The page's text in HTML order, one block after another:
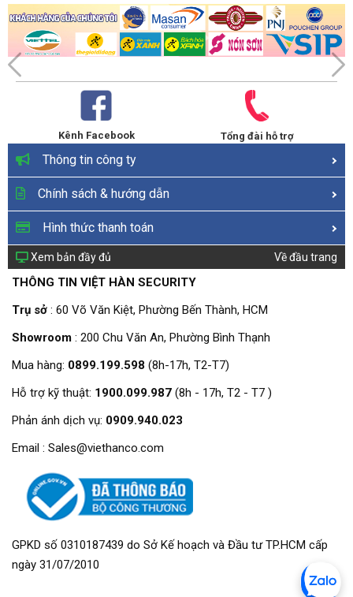
Kênh Facebook Tổng đài hỗ trợ
Thông tin công ty
Chính sách & hướng dẫn
Hình thức thanh toán
Xem bản đầy đủ Về đầu trang
THÔNG TIN VIỆT HÀN SECURITY
Trụ sở : 60 Võ Văn Kiệt, Phường Bến Thành, HCM
Showroom : 200 Chu Văn An, Phường Bình Thạnh
Mua hàng: 0899.199.598 (8h-17h, T2-T7)
Hỗ trợ kỹ thuật: 1900.099.987 (8h - 17h, T2 - T7 )
Phản ánh dịch vụ: 0909.940.023
Email : Sales@viethanco.com
GPKD số 0310187439 do Sở Kế hoạch và Đầu tư TP.HCM cấp
ngày 31/07/2010